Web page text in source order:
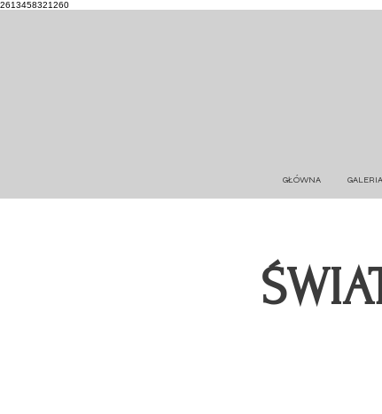
2613458321260
GŁÓWNA GALERIA